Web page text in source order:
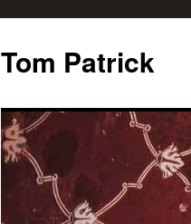
Tom Patrick